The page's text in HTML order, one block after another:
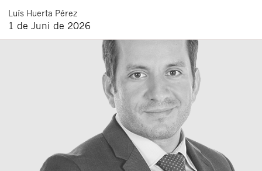
Luís Huerta Pérez
1 de Juni de 2026